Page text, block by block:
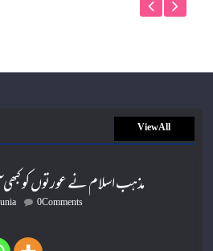
View All
مذہب اسلام نے عورتوں کو
0 Comments